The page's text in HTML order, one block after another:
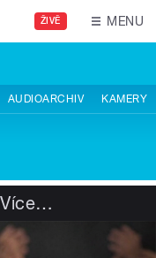
ŽIVĚ MENU
AUDIOARCHIV KAMERY
Více…